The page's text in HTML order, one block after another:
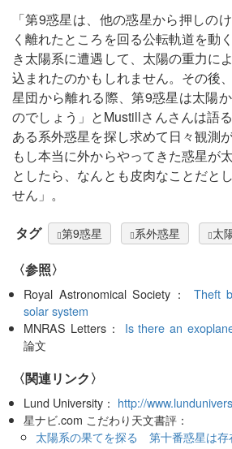
「第9惑星は、他の惑星から押しの
く離れたところを回る公転軌道を動
き太陽系に遭遇して、太陽の重力に
込まれたのかもしれません。その後
星団から離れる際、第9惑星は太陽
のでしょう」とMustillさんさんは語
ある系外惑星を探し求めて日々観測
もし本当に外からやってきた惑星が
としたら、なんとも皮肉なことだと
せん」。
タグ 第9惑星 系外惑星 太
〈参照〉
Royal Astronomical Society： Theft
solar system
MNRAS Letters： Is there an
論文
〈関連リンク〉
Lund University： http://
星ナビ.com こだわり天文書評：
太陽系の果てを探る 第十番惑星は存